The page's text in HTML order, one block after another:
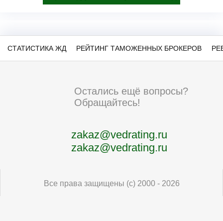
СТАТИСТИКА ЖД РЕЙТИНГ ТАМОЖЕННЫХ БРОКЕРОВ
Все права защищены (с) 2000 - 2026
Остались ещё вопросы?
Обращайтесь!
zakaz@vedrating.ru
zakaz@vedrating.ru